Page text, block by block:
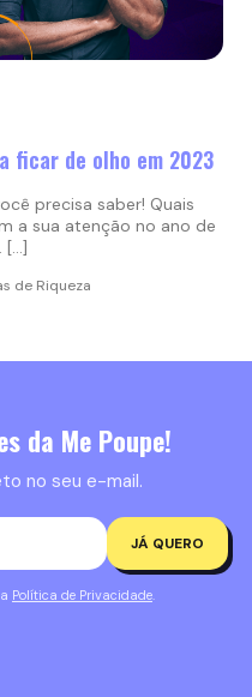
ficar de olho em 2023
precisa saber! Quais
a sua atenção no ano de
[…]
de Riqueza
da Me Poupe!
no seu e-mail.
JÁ QUERO
Política de Privacidade